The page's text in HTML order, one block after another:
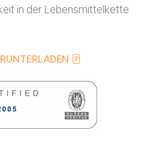
in der Lebensmittelkette